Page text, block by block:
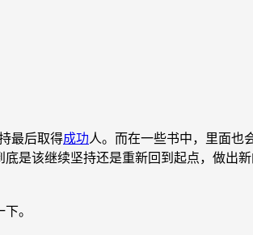
最后取得成功人。而在一些书中，里面也
底是该继续坚持还是重新回到起点，做出
。